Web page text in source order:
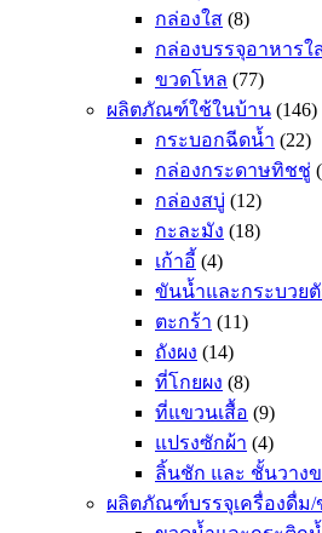
กล่องใส (8)
กล่องบรรจุอาหารใ
ขวดโหล (77)
ผลิตภัณฑ์ใช้ในบ้าน (146)
กระบอกฉีดน้ำ (22)
กล่องกระดาษทิชชู่
กล่องสบู่ (12)
กะละมัง (18)
เก้าอี้ (4)
ขันน้ำและกระบวย
ตะกร้า (11)
ถังผง (14)
ที่โกยผง (8)
ที่แขวนเสื้อ (9)
แปรงซักผ้า (4)
ลิ้นชัก และ ชั้นวาง
ผลิตภัณฑ์บรรจุเครื่องดื่ม/